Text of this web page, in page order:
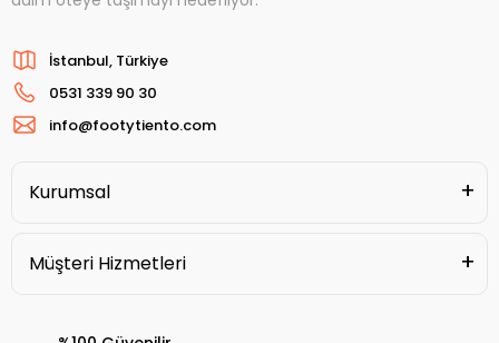
İstanbul, Türkiye
0531 339 90 30
info@footytiento.com
Kurumsal
Müşteri Hizmetleri